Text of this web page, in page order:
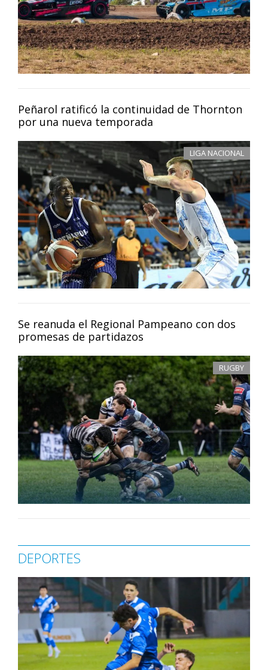
Peñarol ratificó la continuidad de Thornton
por una nueva temporada
LIGA NACIONAL
Se reanuda el Regional Pampeano con dos
promesas de partidazos
RUGBY
DEPORTES